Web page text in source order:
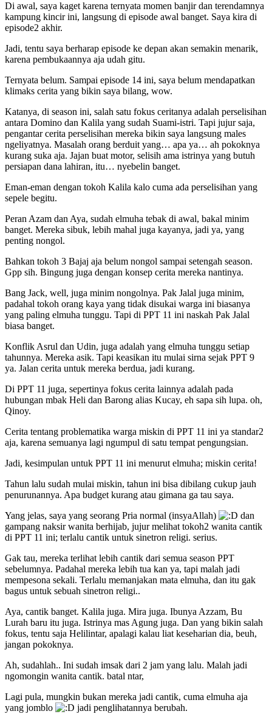
Di awal, saya kaget karena ternyata momen banjir dan terendamnya
kampung kincir ini, langsung di episode awal banget. Saya kira di
episode2 akhir.
Jadi, tentu saya berharap episode ke depan akan semakin menarik,
karena pembukaannya aja udah gitu.
Ternyata belum. Sampai episode 14 ini, saya belum mendapatkan
klimaks cerita yang bikin saya bilang, wow.
Katanya, di season ini, salah satu fokus ceritanya adalah perselisihan
antara Domino dan Kalila yang sudah Suami-istri. Tapi jujur saja,
pengantar cerita perselisihan mereka bikin saya langsung males
ngeliyatnya. Masalah orang berduit yang… apa ya… ah pokoknya
kurang suka aja. Jajan buat motor, selisih ama istrinya yang butuh
persiapan dana lahiran, itu… nyebelin banget.
Eman-eman dengan tokoh Kalila kalo cuma ada perselisihan yang
sepele begitu.
Peran Azam dan Aya, sudah elmuha tebak di awal, bakal minim
banget. Mereka sibuk, lebih mahal juga kayanya, jadi ya, yang
penting nongol.
Bahkan tokoh 3 Bajaj aja belum nongol sampai setengah season.
Gpp sih. Bingung juga dengan konsep cerita mereka nantinya.
Bang Jack, well, juga minim nongolnya. Pak Jalal juga minim,
padahal tokoh orang kaya yang tidak disukai warga ini biasanya
yang paling elmuha tunggu. Tapi di PPT 11 ini naskah Pak Jalal
biasa banget.
Konflik Asrul dan Udin, juga adalah yang elmuha tunggu setiap
tahunnya. Mereka asik. Tapi keasikan itu mulai sirna sejak PPT 9
ya. Jalan cerita untuk mereka berdua, jadi kurang.
Di PPT 11 juga, sepertinya fokus cerita lainnya adalah pada
hubungan mbak Heli dan Barong alias Kucay, eh sapa sih lupa. oh,
Qinoy.
Cerita tentang problematika warga miskin di PPT 11 ini ya standar2
aja, karena semuanya lagi ngumpul di satu tempat pengungsian.
Jadi, kesimpulan untuk PPT 11 ini menurut elmuha; miskin cerita!
Tahun lalu sudah mulai miskin, tahun ini bisa dibilang cukup jauh
penurunannya. Apa budget kurang atau gimana ga tau saya.
Yang jelas, saya yang seorang Pria normal (insyaAllah)
dan
gampang naksir wanita berhijab, jujur melihat tokoh2 wanita cantik
di PPT 11 ini; terlalu cantik untuk sinetron religi. serius.
Gak tau, mereka terlihat lebih cantik dari semua season PPT
sebelumnya. Padahal mereka lebih tua kan ya, tapi malah jadi
mempesona sekali. Terlalu memanjakan mata elmuha, dan itu gak
bagus untuk sebuah sinetron religi..
Aya, cantik banget. Kalila juga. Mira juga. Ibunya Azzam, Bu
Lurah baru itu juga. Istrinya mas Agung juga. Dan yang bikin salah
fokus, tentu saja Helilintar, apalagi kalau liat keseharian dia, beuh,
jangan pokoknya.
Ah, sudahlah.. Ini sudah imsak dari 2 jam yang lalu. Malah jadi
ngomongin wanita cantik. batal ntar,
Lagi pula, mungkin bukan mereka jadi cantik, cuma elmuha aja
yang jomblo
jadi penglihatannya berubah.